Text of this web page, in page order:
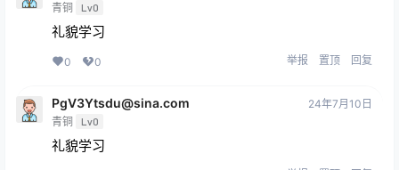
青铜 Lv0
礼貌学习
0 0 举报 置顶 回复
PgV3Ytsdu@sina.com
青铜 Lv0
24年7月10日
礼貌学习